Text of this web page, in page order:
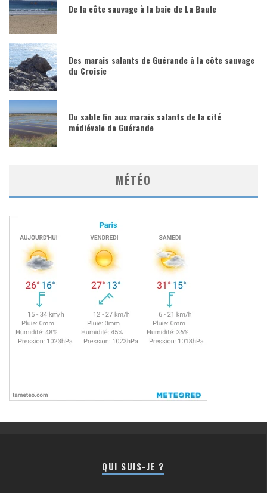
De la côte sauvage à la baie de La Baule
Des marais salants de Guérande à la côte sauvage
du Croisic
Du sable fin aux marais salants de la cité
médiévale de Guérande
MÉTÉO
QUI SUIS-JE ?